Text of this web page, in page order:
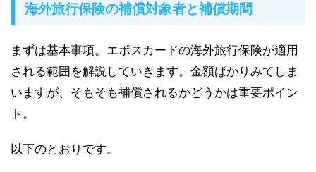
海外旅行保険の補償対象者と補償期間
まずは基本事項。エポスカードの海外旅行保険が適用
される範囲を解説していきます。金額ばかりみてしま
いますが、そもそも補償されるかどうかは重要ポイン
ト。
以下のとおりです。